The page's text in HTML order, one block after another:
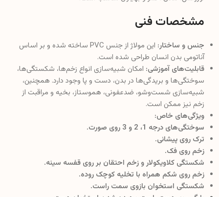
مشخصات فنی
جنس و ساختار:
این مولاژ از جنس PVC ساخته شده و بر اساس
آناتومی بدن انسان طراحی شده است.
قابلیت‌های آموزشی: امکان شبیه‌سازی انواع زخم‌ها، شکستگی‌ها،
سوختگی‌ها و بریدگی‌ها در بدن، دست و پا وجود دارد. همچنین،
شبیه‌سازی شست‌وشو، ضدعفونی، هموستاز، بخیه و مراقبت از
زخم نیز ممکن است.
ویژگی‌های خاص:
سوختگی‌های درجه 1، 2 و 3 روی صورت.
ترک روی پیشانی.
زخم روی فک.
شکستگی کلاویکولار و زخم احتقان بر روی قفسه سینه.
زخم روی شکم همراه با تخلیه کوچک روده.
شکستگی استخوان بازوی سمت راست.